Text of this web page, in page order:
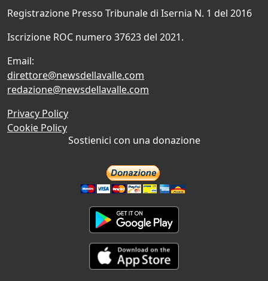
Registrazione Presso Tribunale di Isernia N. 1 del 2016
Iscrizione ROC numero 37623 del 2021.
Email:
direttore@newsdellavalle.com
redazione@newsdellavalle.com
Privacy Policy
Cookie Policy
Sostienici con una donazione